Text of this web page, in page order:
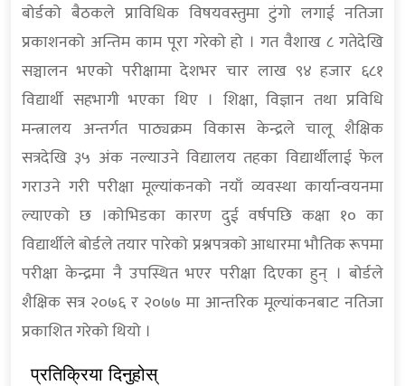
बोर्डको बैठकले प्राविधिक विषयवस्तुमा टुंगो लगाई नतिजा
प्रकाशनको अन्तिम काम पूरा गरेको हो । गत वैशाख ८ गतेदेखि
सञ्चालन भएको परीक्षामा देशभर चार लाख ९४ हजार ६८१
विद्यार्थी सहभागी भएका थिए । शिक्षा, विज्ञान तथा प्रविधि
मन्त्रालय अन्तर्गत पाठ्यक्रम विकास केन्द्रले चालू शैक्षिक
सत्रदेखि ३५ अंक नल्याउने विद्यालय तहका विद्यार्थीलाई फेल
गराउने गरी परीक्षा मूल्यांकनको नयाँ व्यवस्था कार्यान्वयनमा
ल्याएको छ ।कोभिडका कारण दुई वर्षपछि कक्षा १० का
विद्यार्थीले बोर्डले तयार पारेको प्रश्नपत्रको आधारमा भौतिक रूपमा
परीक्षा केन्द्रमा नै उपस्थित भएर परीक्षा दिएका हुन् । बोर्डले
शैक्षिक सत्र २०७६ र २०७७ मा आन्तरिक मूल्यांकनबाट नतिजा
प्रकाशित गरेको थियो ।
प्रतिक्रिया दिनुहोस्